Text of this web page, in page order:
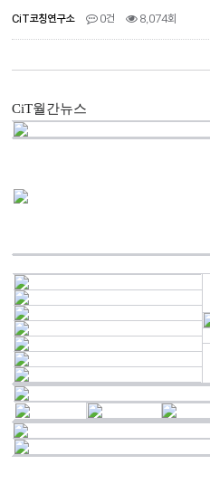
CiT코칭연구소 0건 8,074회
CiT월간뉴스